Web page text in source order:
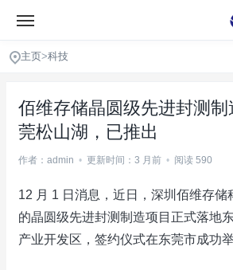
主页>科技
佰维存储晶圆级先进封测
莞松山湖，已推出
作者：admin • 更新时间：3 月前 • 阅读 590
12 月 1 日消息，近日，深圳佰维存储
的晶圆级先进封测制造项目正式落地
产业开发区，签约仪式在东莞市成功举